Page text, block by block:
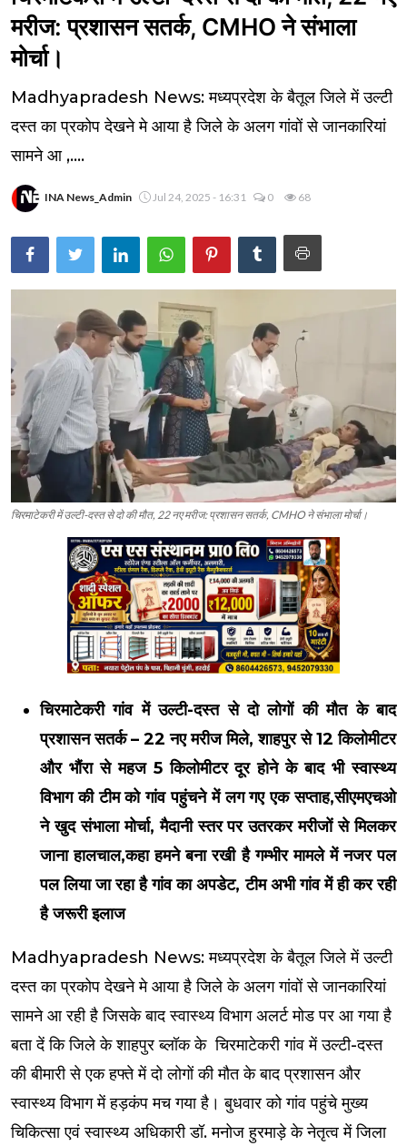
मरीज: प्रशासन सतर्क, CMHO ने संभाला
मोर्चा।
Madhyapradesh News: मध्यप्रदेश के बैतूल जिले में उल्टी
दस्त का प्रकोप देखने मे आया है जिले के अलग गांवों से जानकारियां
सामने आ ,....
INA News_Admin Jul 24, 2025 - 16:31 0 68
चिरमाटेकरी में उल्टी-दस्त से दो की मौत, 22 नए मरीज: प्रशासन सतर्क, CMHO ने संभाला मोर्चा।
चिरमाटेकरी गांव में उल्टी-दस्त से दो लोगों की मौत के बाद
प्रशासन सतर्क – 22 नए मरीज मिले, शाहपुर से 12 किलोमीटर
और भौंरा से महज 5 किलोमीटर दूर होने के बाद भी स्वास्थ्य
विभाग की टीम को गांव पहुंचने में लग गए एक सप्ताह,सीएमएचओ
ने खुद संभाला मोर्चा, मैदानी स्तर पर उतरकर मरीजों से मिलकर
जाना हालचाल,कहा हमने बना रखी है गम्भीर मामले में नजर पल
पल लिया जा रहा है गांव का अपडेट, टीम अभी गांव में ही कर रही
है जरूरी इलाज
Madhyapradesh News: मध्यप्रदेश के बैतूल जिले में उल्टी
दस्त का प्रकोप देखने मे आया है जिले के अलग गांवों से जानकारियां
सामने आ रही है जिसके बाद स्वास्थ्य विभाग अलर्ट मोड पर आ गया है
बता दें कि जिले के शाहपुर ब्लॉक के चिरमाटेकरी गांव में उल्टी-दस्त
की बीमारी से एक हफ्ते में दो लोगों की मौत के बाद प्रशासन और
स्वास्थ्य विभाग में हड़कंप मच गया है। बुधवार को गांव पहुंचे मुख्य
चिकित्सा एवं स्वास्थ्य अधिकारी डॉ. मनोज हुरमाड़े के नेतृत्व में जिला